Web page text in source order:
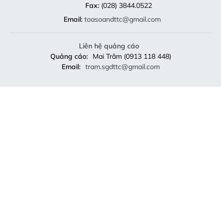
Fax:(028) 3844.0522
Email: toasoandttc@gmail.com
Liên hệ quảng cáo
Quảng cáo:
Mai Trâm (0913 118 448)
Email: tram.sgdttc@gmail.com